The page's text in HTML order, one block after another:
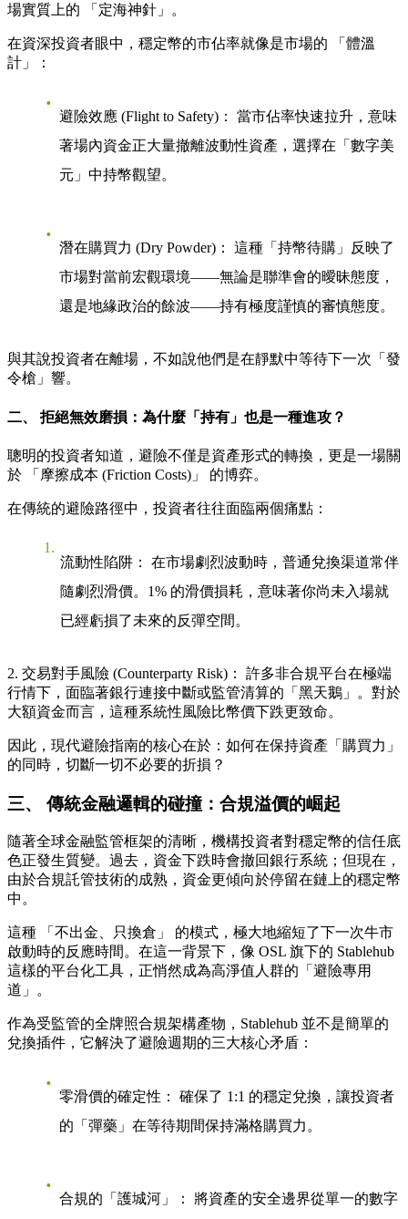
場實質上的
「定海神針」 。
在資深投資者眼中，穩定幣的市佔率就像是市場的
「體溫
計」
：
避險效應 (Flight to Safety)：
當市佔率快速拉升，意味
著場內資金正大量撤離波動性資產，選擇在「數字美
元」中持幣觀望。
潛在購買力 (Dry Powder)：
這種「持幣待購」反映了
市場對當前宏觀環境——無論是聯準會的曖昧態度，
還是地緣政治的餘波——持有極度謹慎的審慎態度。
與其說投資者在離場，不如說他們是在靜默中等待下一次「發
令槍」響。
二、 拒絕無效磨損：為什麼「持有」也是一種進攻？
聰明的投資者知道，避險不僅是資產形式的轉換，更是一場關
於
「摩擦成本 (Friction Costs)」 的博弈。
在傳統的避險路徑中，投資者往往面臨兩個痛點：
流動性陷阱：
在市場劇烈波動時，普通兌換渠道常伴
隨劇烈滑價。1% 的滑價損耗，意味著你尚未入場就
已經虧損了未來的反彈空間。
2. 交易對手風險 (Counterparty Risk)：
許多非合規平台在極端
行情下，面臨著銀行連接中斷或監管清算的「黑天鵝」。對於
大額資金而言，這種系統性風險比幣價下跌更致命。
因此，現代避險指南的核心在於： 如何在保持資產「購買力」
的同時，切斷一切不必要的折損？
三、 傳統金融邏輯的碰撞：合規溢價的崛起
隨著全球金融監管框架的清晰，機構投資者對穩定幣的信任底
色正發生質變。過去，資金下跌時會撤回銀行系統；但現在，
由於合規託管技術的成熟，資金更傾向於停留在鏈上的穩定幣
中。
這種 「不出金、只換倉」
的模式，極大地縮短了下一次牛市
啟動時的反應時間。在這一背景下，像 OSL 旗下的 Stablehub
這樣的平台化工具，正悄然成為高淨值人群的「避險專用
道」。
作為受監管的全牌照合規架構產物，Stablehub 並不是簡單的
兌換插件，它解決了避險週期的三大核心矛盾：
零滑價的確定性：
確保了 1:1 的穩定兌換，讓投資者
的「彈藥」在等待期間保持滿格購買力。
合規的「護城河」：
將資產的安全邊界從單一的數字